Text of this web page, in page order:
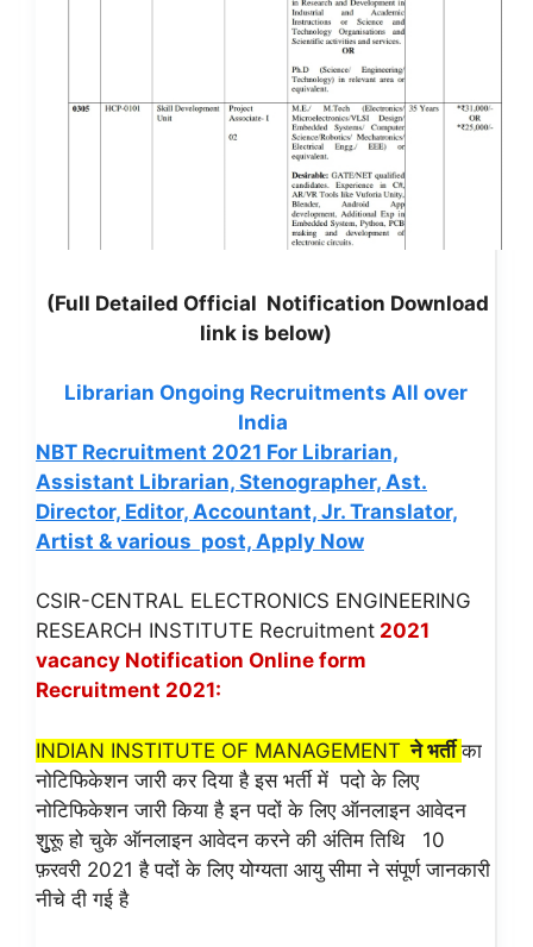
(Full Detailed Official Notification Download
link is below)
Librarian Ongoing Recruitments All over
India
NBT Recruitment 2021 For Librarian,
Assistant Librarian, Stenographer, Ast.
Director, Editor, Accountant, Jr. Translator,
Artist & various post, Apply Now
CSIR-CENTRAL ELECTRONICS ENGINEERING
RESEARCH INSTITUTE Recruitment 2021
vacancy Notification Online form
Recruitment 2021:
INDIAN INSTITUTE OF MANAGEMENT ने भर्ती का
नोटिफिकेशन जारी कर दिया है इस भर्ती में पदो के लिए
नोटिफिकेशन जारी किया है इन पदों के लिए ऑनलाइन आवेदन
शुुुरूू हो चुके ऑनलाइन आवेदन करने की अंतिम तिथि 10
फ़रवरी 2021 है पदों के लिए योग्यता आयु सीमा ने संपूर्ण जानकारी
नीचे दी गई है